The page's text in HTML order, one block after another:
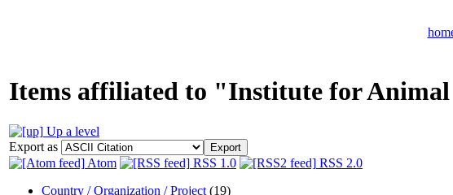
Items affiliated to "Institute for
Up a level
Export as
Atom
RSS 1.0
RSS 2.0
Country / Organization / Project (19)